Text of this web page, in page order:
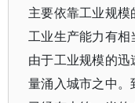
主要依靠工业规模
工业生产能力有相
由于工业规模的
量涌入城市之中